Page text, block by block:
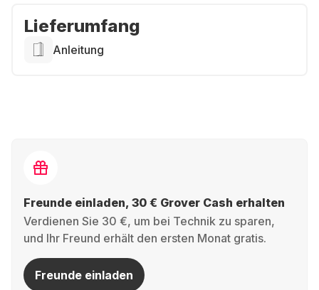
Lieferumfang
Anleitung
Freunde einladen, 30 € Grover Cash erhalten
Verdienen Sie 30 €, um bei Technik zu sparen,
und Ihr Freund erhält den ersten Monat gratis.
Freunde einladen